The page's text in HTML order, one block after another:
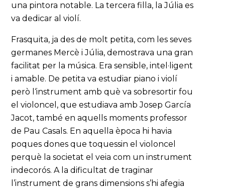
una pintora notable. La tercera filla, la Júlia es
va dedicar al violí.
Frasquita, ja des de molt petita, com les seves
germanes Mercè i Júlia, demostrava una gran
facilitat per la música. Era sensible, intel·ligent
i amable. De petita va estudiar piano i violí
però l‘instrument amb què va sobresortir fou
el violoncel, que estudiava amb Josep García
Jacot, també en aquells moments professor
de Pau Casals. En aquella època hi havia
poques dones que toquessin el violoncel
perquè la societat el veia com un instrument
indecorós. A la dificultat de traginar
l’instrument de grans dimensions s’hi afegia